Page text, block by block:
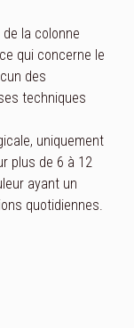
la colonne
qui concerne le
des
techniques
uniquement
plus de 6 à 12
ayant un
quotidiennes.